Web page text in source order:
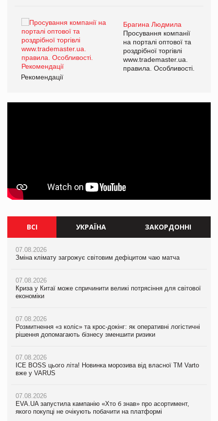
Брагина Людмила
Просування компанії
на порталі оптової та
роздрібної торгівлі
www.trademaster.ua.
правила. Особливості.
Рекомендації
ВСІ УКРАЇНА ЗАКОРДОННІ
07.08.2026
Зміна клімату загрожує світовим дефіцитом чаю матча
07.08.2026
Криза у Китаї може спричинити великі потрясіння для світової
економіки
07.08.2026
Розмитнення «з коліс» та крос-докінг: як оперативні логістичні
рішення допомагають бізнесу зменшити ризики
07.08.2026
ICE BOSS цього літа! Новинка морозива від власної ТМ Varto
вже у VARUS
07.08.2026
EVA.UA запустила кампанію «Хто б знав» про асортимент,
якого покупці не очікують побачити на платформі
07.08.2026
Розмитнення «з коліс» та крос-докінг: як оперативні логістичні
07.08.2026
ICE BOSS цього літа! Новинка морозива від власної ТМ Varto
07.08.2026
EVA.UA запустила кампанію «Хто б знав» про асортимент,
06.08.2026
Смачна новинка для хвостатих: у VARUS з’явилися паучі
05.08.2026
Мережа супермаркетів VARUS купує мережу магазинів
07.08.2026
Зміна клімату загрожує світовим дефіцитом чаю матча
07.08.2026
Криза у Китаї може спричинити великі потрясіння для світової
економіки
07.08.2026
Kraft Heinz скоротила збиток у першому півріччі
Продажі Hugo Boss впали на 9%